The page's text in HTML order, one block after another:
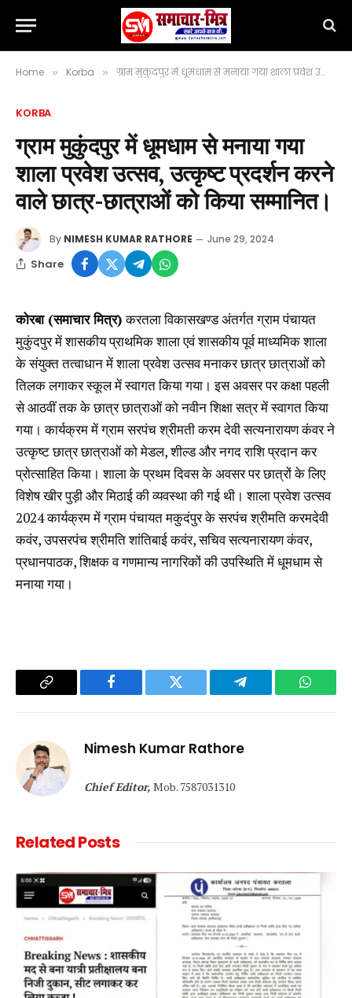
Home » Korba » ग्राम मुकुंदपुर में धूमधाम से मनाया गया शाला प्रवेश उत्सव, उत्कृष्ट प्रदर्शन करने वाले छात्र-छात्राओं को किया सम्मानित।
KORBA
ग्राम मुकुंदपुर में धूमधाम से मनाया गया
शाला प्रवेश उत्सव, उत्कृष्ट प्रदर्शन करने
वाले छात्र-छात्राओं को किया सम्मानित।
By NIMESH KUMAR RATHORE June 29, 2024
Share
कोरबा (समाचार मित्र)करतला विकासखण्ड अंतर्गत ग्राम पंचायत
मुकुंदपुर में शासकीय प्राथमिक शाला एवं शासकीय पूर्व माध्यमिक शाला
के संयुक्त तत्वाधान में शाला प्रवेश उत्सव मनाकर छात्र छात्राओं को
तिलक लगाकर स्कूल में स्वागत किया गया। इस अवसर पर कक्षा पहली
से आठवीं तक के छात्र छात्राओं को नवीन शिक्षा सत्र में स्वागत किया
गया। कार्यक्रम में ग्राम सरपंच श्रीमती करम देवी सत्यनारायण कंवर ने
उत्कृष्ट छात्र छात्राओं को मेडल, शील्ड और नगद राशि प्रदान कर
प्रोत्साहित किया। शाला के प्रथम दिवस के अवसर पर छात्रों के लिए
विशेष खीर पुड़ी और मिठाई की व्यवस्था की गई थी। शाला प्रवेश उत्सव
2024 कार्यक्रम में ग्राम पंचायत मकुदंपुर के सरपंच श्रीमति करमदेवी
कवंर, उपसरपंच श्रीमति शांतिबाई कवंर, सचिव सत्यनारायण कंवर,
प्रधानपाठक, शिक्षक व गणमान्य नागरिकों की उपस्थिति में धूमधाम से
मनाया गया।
Copy
Facebook Twitter Telegram
Nimesh Kumar Rathore
Chief Editor, Mob. 7587031310
RelatedPosts